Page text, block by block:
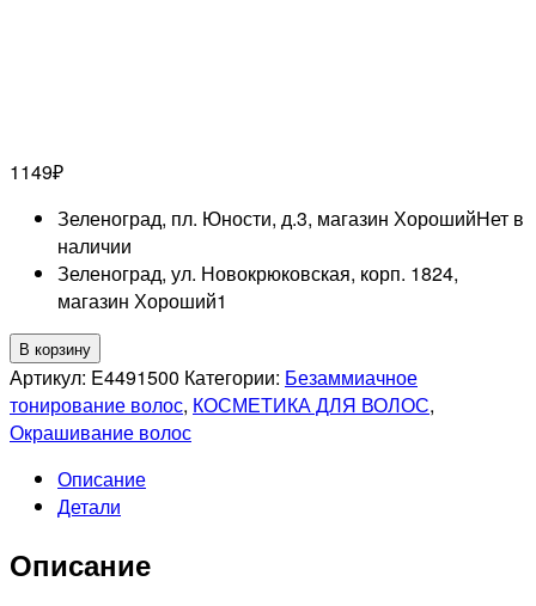
1149₽
Зеленоград, пл. Юности, д.3, магазин ХорошийНет в
наличии
Зеленоград, ул. Новокрюковская, корп. 1824,
магазин Хороший1
Количество
товара
MATRIX
PROFESSIONAL
SUPER
SYNC
BONDED
В корзину
Артикул: E4491500 Категории: Безаммиачное
тонирование волос, КОСМЕТИКА ДЛЯ ВОЛОС,
Окрашивание волос
Описание
Детали
Описание